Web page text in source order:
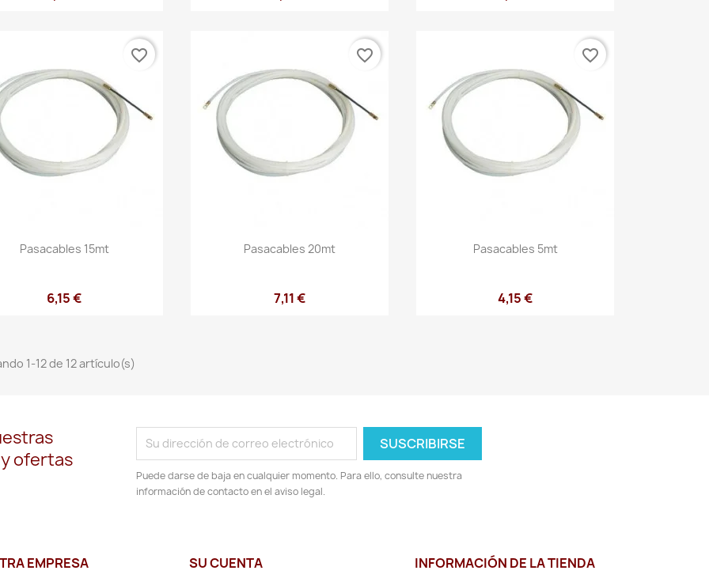
Vista rápida
Pasacables 15mt
6,15 €
favorite_border
Vista rápida
Pasacables 20mt
7,11 €
favorite_border
Vista rápida
Pasacables 5mt
4,15 €
favorite_border
1-12 de 12 artículo(s)
ofertas
Puede darse de baja en cualquier momento. Para ello, consulte nuestra
información de contacto en el aviso legal.
EMPRESA SU CUENTA INFORMACIÓN DE LA TIENDA